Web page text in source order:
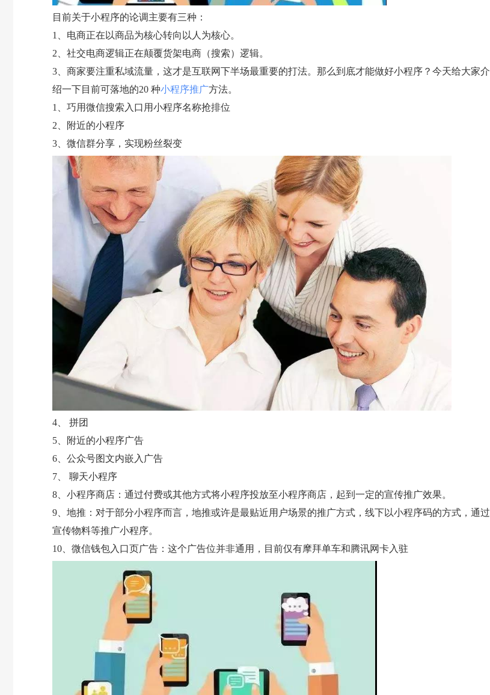
目前关于小程序的论调主要有三种：
1、电商正在以商品为核心转向以人为核心。
2、社交电商逻辑正在颠覆货架电商（搜索）逻辑。
3、商家要注重私域流量，这才是互联网下半场最重要的打法。那么到底才能做好小程序？今天给大家介
绍一下目前可落地的20 种小程序推广方法。
1、巧用微信搜索入口用小程序名称抢排位
2、附近的小程序
3、微信群分享，实现粉丝裂变
4、 拼团
5、附近的小程序广告
6、公众号图文内嵌入广告
7、 聊天小程序
8、小程序商店：通过付费或其他方式将小程序投放至小程序商店，起到一定的宣传推广效果。
9、地推：对于部分小程序而言，地推或许是最贴近用户场景的推广方式，线下以小程序码的方式，通过
宣传物料等推广小程序。
10、微信钱包入口页广告：这个广告位并非通用，目前仅有摩拜单车和腾讯网卡入驻